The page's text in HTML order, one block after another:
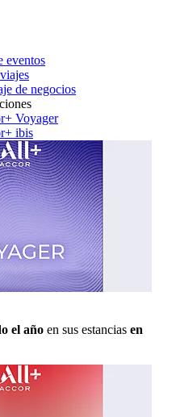
eventos
de negocios
Voyager
ibis
el año en sus estancias en